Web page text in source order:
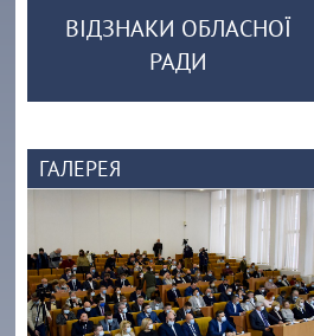
ВІДЗНАКИ ОБЛАСНОЇ
РАДИ
ГАЛЕРЕЯ